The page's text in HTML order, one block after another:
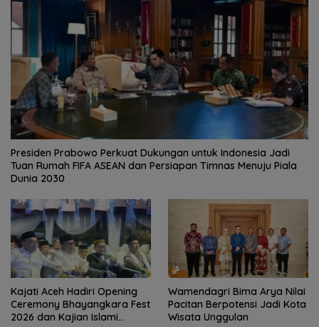
Presiden Prabowo Perkuat Dukungan untuk Indonesia Jadi
Tuan Rumah FIFA ASEAN dan Persiapan Timnas Menuju Piala
Dunia 2030
Kajati Aceh Hadiri Opening
Ceremony Bhayangkara Fest
2026 dan Kajian Islami
Wamendagri Bima Arya Nilai
Pacitan Berpotensi Jadi Kota
Wisata Unggulan